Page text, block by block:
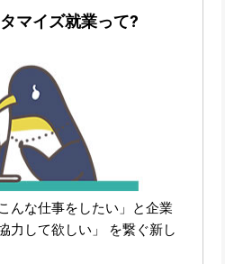
マイズ就業って?
んな仕事をしたい」と企業
力して欲しい」 を繋ぐ新し